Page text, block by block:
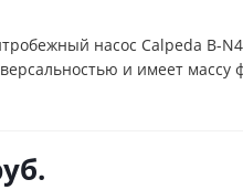
насос Calpeda B-
и имеет массу